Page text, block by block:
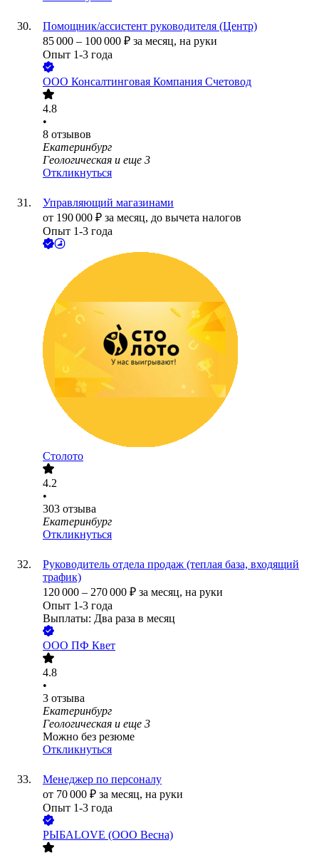
Помощник/ассистент руководителя (Центр)
85 000 – 100 000 ₽ за месяц, на руки
Опыт 1-3 года
ООО Консалтинговая Компания Счетовод
4.8
•
8 отзывов
Екатеринбург
Геологическая и еще 3
Откликнуться
Управляющий магазинами
от 190 000 ₽ за месяц, до вычета налогов
Опыт 1-3 года
Столото
4.2
•
303 отзыва
Екатеринбург
Откликнуться
Руководитель отдела продаж (теплая база, входящий
трафик)
120 000 – 270 000 ₽ за месяц, на руки
Опыт 1-3 года
Выплаты: Два раза в месяц
ООО ПФ Квет
4.8
•
3 отзыва
Екатеринбург
Геологическая и еще 3
Можно без резюме
Откликнуться
Менеджер по персоналу
от 70 000 ₽ за месяц, на руки
Опыт 1-3 года
РЫБАLOVE (ООО Весна)